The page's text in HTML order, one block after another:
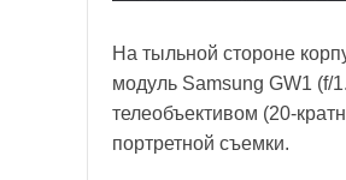
На тыльной стороне
модуль Samsung GW1 (f/
телеобъективом (20-
портретной съемки.